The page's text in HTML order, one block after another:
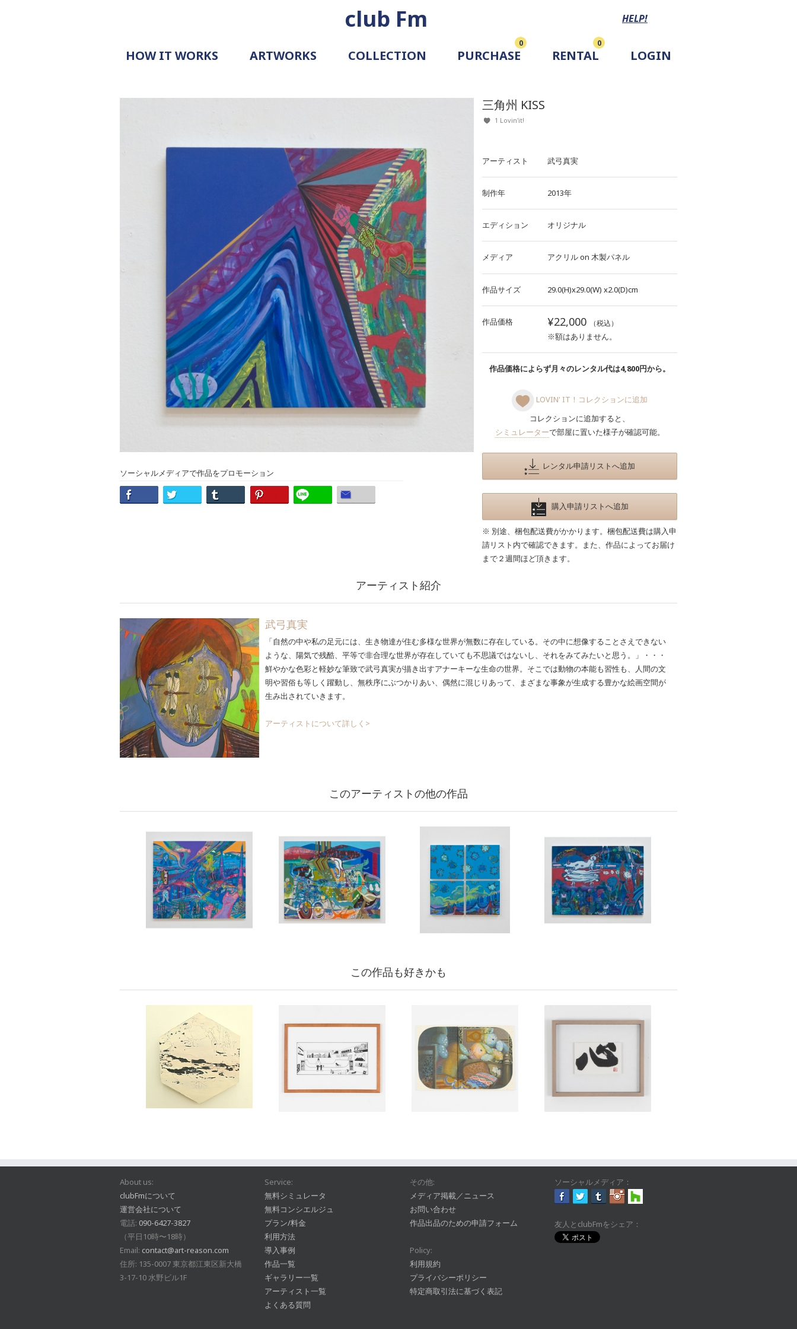
club Fm HELP!
HOW IT WORKS
DOCUMENT
ARTWORKS
COLLECTION
PURCHASE
0
RENTAL
0
LOGIN
ソーシャルメディアで作品をプロモーション
三角州 KISS
1 Lovin'it!
アーティスト 武弓真実
制作年 2013年
エディション オリジナル
メディア アクリルon 木製パネル
作品サイズ 29.0(H)x29.0(W) x2.0(D)cm
作品価格 ¥22,000 （税込）
※額はありません。
作品価格によらず月々のレンタル代は4,800円から。
LOVIN' IT！コレクションに追加
コレクションに追加すると、
シミュレーターで部屋に置いた様子が確認可能。
レンタル申請リストへ追加
購入申請リストへ追加
※ 別途、梱包配送費がかかります。梱包配送費は購入申
請リスト内で確認できます。また、作品によってお届け
まで２週間ほど頂きます。
アーティスト紹介
武弓真実
「自然の中や私の足元には、生き物達が住む多様な世界が無数に存在している。その中に想像することさえできない
ような、陽気で残酷、平等で非合理な世界が存在していても不思議ではないし、それをみてみたいと思う。」・・・
鮮やかな色彩と軽妙な筆致で武弓真実が描き出すアナーキーな生命の世界。そこでは動物の本能も習性も、人間の文
明や習俗も等しく躍動し、無秩序にぶつかりあい、偶然に混じりあって、まざまな事象が生成する豊かな絵画空間が
生み出されていきます。
アーティストについて詳しく>
このアーティストの他の作品
この作品も好きかも
About us:
clubFmについて
運営会社について
電話: 090-6427-3827
（平日10時〜18時）
Email: contact@art-reason.com
住所: 135-0007 東京都江東区新大橋
3-17-10 水野ビル1F
Service:
無料シミュレータ
無料コンシエルジュ
プラン/料金
利用方法
導入事例
作品一覧
ギャラリー一覧
アーティスト一覧
よくある質問
その他:
メディア掲載／ニュース
お問い合わせ
作品出品のための申請フォーム
Policy:
利用規約
プライバシーポリシー
特定商取引法に基づく表記
ソーシャルメディア：
友人とclubFmをシェア：